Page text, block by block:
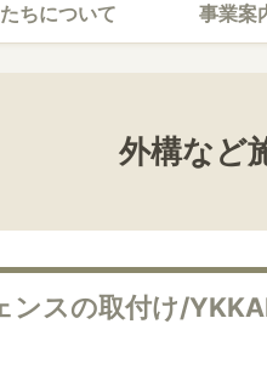
ちについて 事業案
外構など
ンスの取付け/